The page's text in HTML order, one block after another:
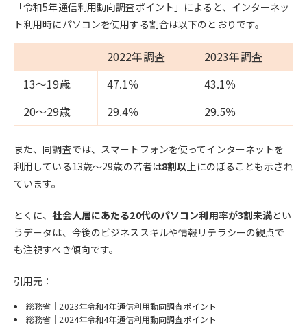
「令和5年通信利用動向調査ポイント」によると、インターネッ
ト利用時にパソコンを使用する割合は以下のとおりです。
2022年調査
2023年調査
13～19歳
47.1％
43.1％
20～29歳
29.4％ 29.5％
また、同調査では、スマートフォンを使ってインターネットを
利用している13歳〜29歳の若者は8割以上にのぼることも示され
ています。
とくに、社会人層にあたる20代のパソコン利用率が3割未満とい
うデータは、今後のビジネススキルや情報リテラシーの観点で
も注視すべき傾向です。
引用元：
総務省｜2023年令和4年通信利用動向調査ポイント
総務省｜2024年令和4年通信利用動向調査ポイント